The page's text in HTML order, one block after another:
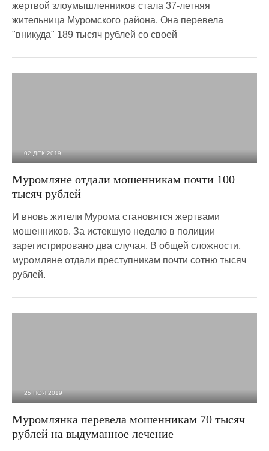
жертвой злоумышленников стала 37-летняя
жительница Муромского района. Она перевела
"вникуда" 189 тысяч рублей со своей
02 ДЕК 2019
Муромляне отдали мошенникам почти 100
тысяч рублей
И вновь жители Мурома становятся жертвами
мошенников. За истекшую неделю в полиции
зарегистрировано два случая. В общей сложности,
муромляне отдали преступникам почти сотню тысяч
рублей.
25 НОЯ 2019
Муромлянка перевела мошенникам 70 тысяч
рублей на выдуманное лечение